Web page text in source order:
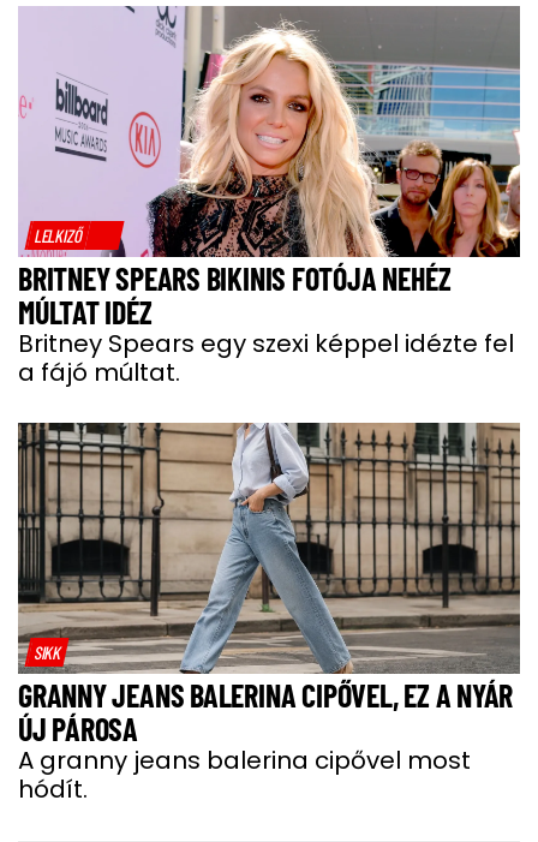
LELKIZŐ
BRITNEY SPEARS BIKINIS FOTÓJA NEHÉZ
MÚLTAT IDÉZ
Britney Spears egy szexi képpel idézte fel
a fájó múltat.
SIKK
GRANNY JEANS BALERINA CIPŐVEL, EZ A NYÁR
ÚJ PÁROSA
A granny jeans balerina cipővel most
hódít.